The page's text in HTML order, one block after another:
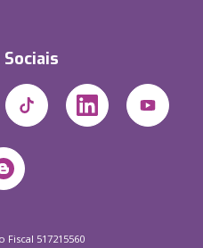
517215560